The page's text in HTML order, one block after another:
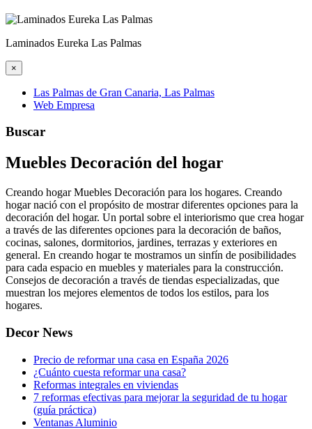
Laminados Eureka Las Palmas
×
Las Palmas de Gran Canaria, Las Palmas
Web Empresa
Buscar
Muebles Decoración del hogar
Creando hogar Muebles Decoración para los hogares. Creando
hogar nació con el propósito de mostrar diferentes opciones para la
decoración del hogar. Un portal sobre el interiorismo que crea hogar
a través de las diferentes opciones para la decoración de baños,
cocinas, salones, dormitorios, jardines, terrazas y exteriores en
general. En creando hogar te mostramos un sinfín de posibilidades
para cada espacio en muebles y materiales para la construcción.
Consejos de decoración a través de tiendas especializadas, que
muestran los mejores elementos de todos los estilos, para los
hogares.
Decor News
Precio de reformar una casa en España 2026
¿Cuánto cuesta reformar una casa?
Reformas integrales en viviendas
7 reformas efectivas para mejorar la seguridad de tu hogar
(guía práctica)
Ventanas Aluminio